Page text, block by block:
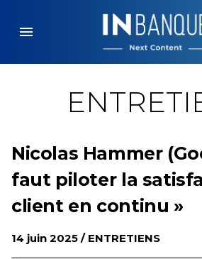
content
menu
Nicolas Hammer
faut piloter la
client en continu »
14 juin 2025 / ENTRETIENS